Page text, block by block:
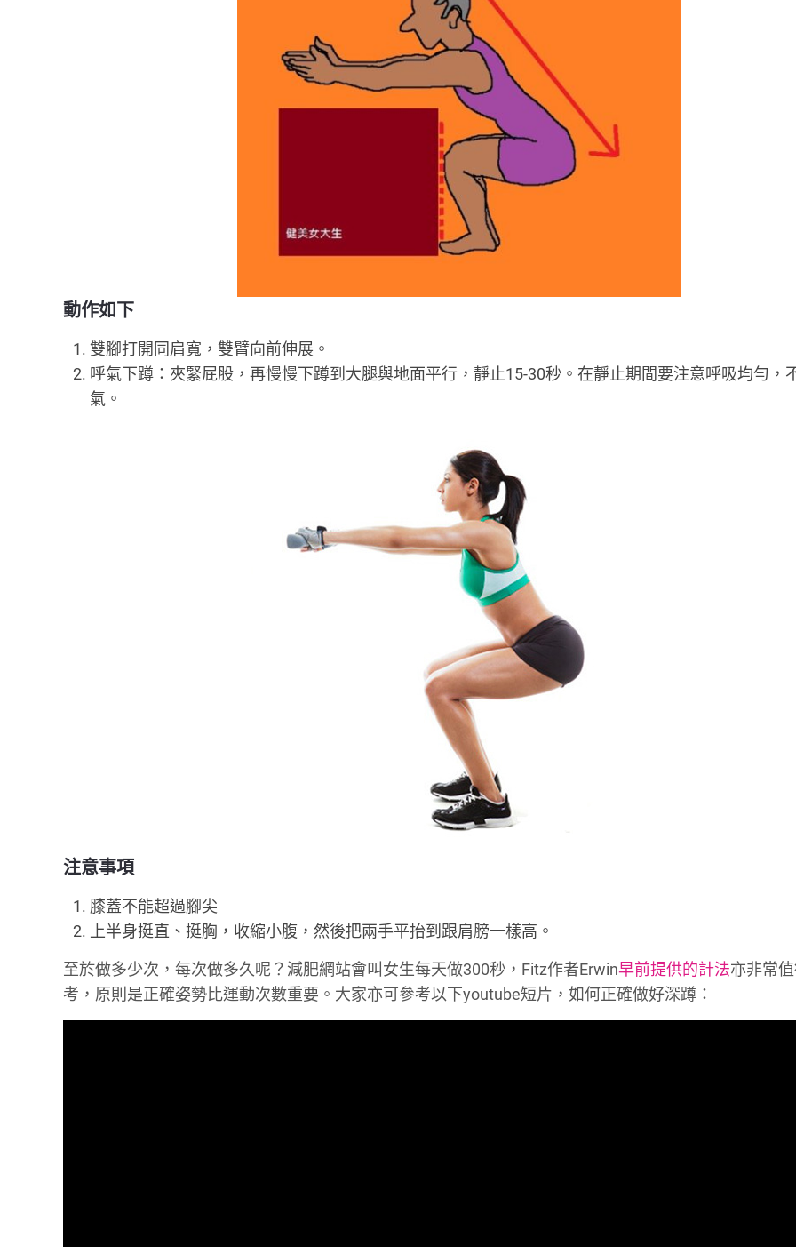
動作如下
雙腳打開同肩寬，雙臂向前伸展。
呼氣下蹲：夾緊屁股，再慢慢下蹲到大腿與地面平行，靜止15-30秒。在靜止期間要注意呼吸均勻，
氣。
注意事項
膝蓋不能超過腳尖
上半身挺直、挺胸，收縮小腹，然後把兩手平抬到跟肩膀一樣高。
至於做多少次，每次做多久呢？減肥網站會叫女生每天做300秒，Fitz作者Erwin早前提供的計法亦非常
考，原則是正確姿勢比運動次數重要。大家亦可參考以下youtube短片，如何正確做好深蹲：